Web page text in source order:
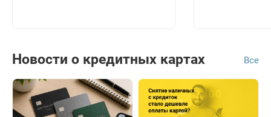
Новости о кредитных картах Все